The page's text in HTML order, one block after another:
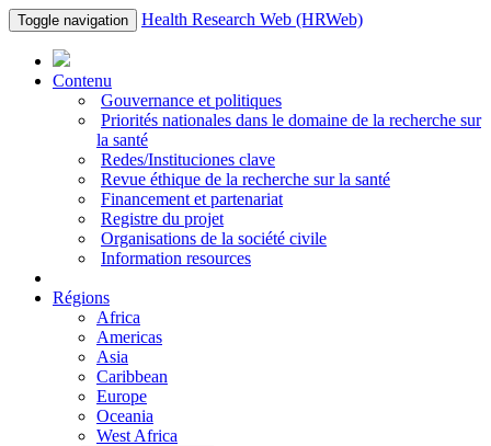
Toggle navigation Health Research Web (HRWeb)
Contenu
Gouvernance et politiques
Priorités nationales dans le domaine de la recherche sur
la santé
Redes/Instituciones clave
Revue éthique de la recherche sur la santé
Financement et partenariat
Registre du projet
Organisations de la société civile
Information resources
Régions
Africa
Americas
Asia
Caribbean
Europe
Oceania
West Africa